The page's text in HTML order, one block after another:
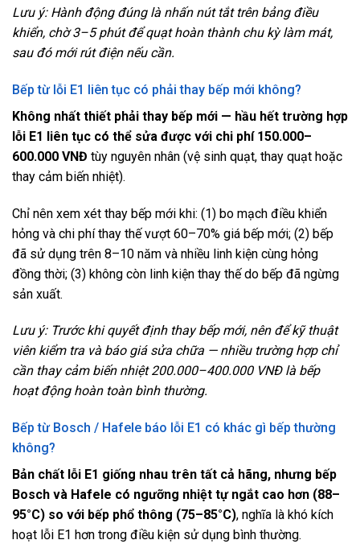
Lưu ý: Hành động đúng là nhấn nút tắt trên bảng điều
khiển, chờ 3–5 phút để quạt hoàn thành chu kỳ làm mát,
sau đó mới rút điện nếu cần.
Bếp từ lỗi E1 liên tục có phải thay bếp mới không?
Không nhất thiết phải thay bếp mới — hầu hết trường hợp
lỗi E1 liên tục có thể sửa được với chi phí 150.000–
600.000 VNĐ tùy nguyên nhân (vệ sinh quạt, thay quạt hoặc
thay cảm biến nhiệt).
Chỉ nên xem xét thay bếp mới khi: (1) bo mạch điều khiển
hỏng và chi phí thay thế vượt 60–70% giá bếp mới; (2) bếp
đã sử dụng trên 8–10 năm và nhiều linh kiện cùng hỏng
đồng thời; (3) không còn linh kiện thay thế do bếp đã ngừng
sản xuất.
Lưu ý: Trước khi quyết định thay bếp mới, nên để kỹ thuật
viên kiểm tra và báo giá sửa chữa — nhiều trường hợp chỉ
cần thay cảm biến nhiệt 200.000–400.000 VNĐ là bếp
hoạt động hoàn toàn bình thường.
Bếp từ Bosch / Hafele báo lỗi E1 có khác gì bếp thường
không?
Bản chất lỗi E1 giống nhau trên tất cả hãng, nhưng bếp
Bosch và Hafele có ngưỡng nhiệt tự ngắt cao hơn (88–
95°C) so với bếp phổ thông (75–85°C), nghĩa là khó kích
hoạt lỗi E1 hơn trong điều kiện sử dụng bình thường.